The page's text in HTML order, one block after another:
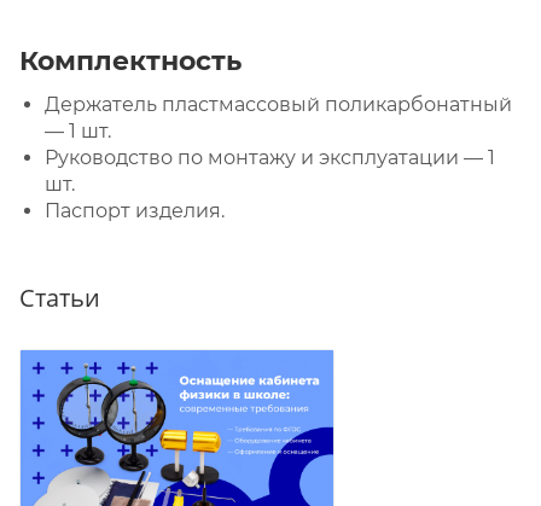
Комплектность
Держатель пластмассовый поликарбонатный
— 1 шт.
Руководство по монтажу и эксплуатации — 1
шт.
Паспорт изделия.
Статьи